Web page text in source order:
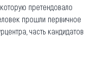
претендовало
прошли первичное
часть кандидатов